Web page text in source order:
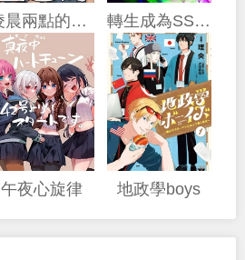
凌晨兩點的蠢女人 轉生成為SSS級哥布林
午夜心旋律 地政學boys